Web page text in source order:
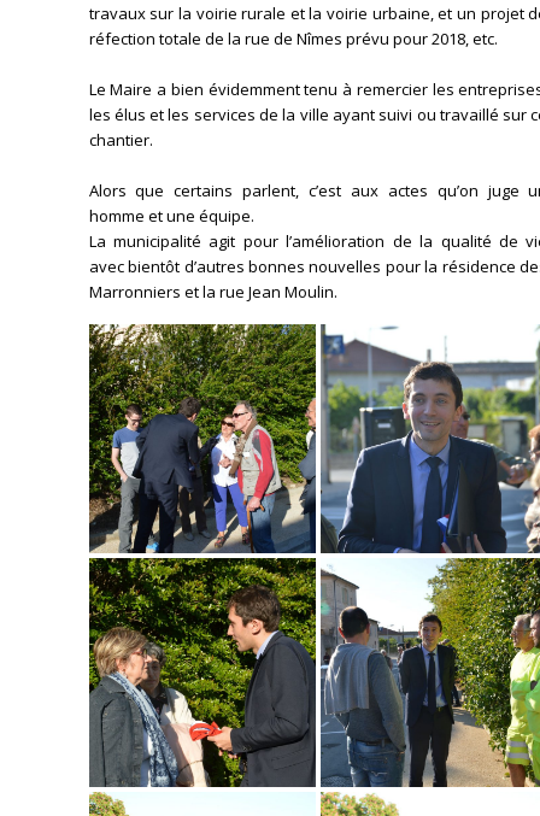
travaux sur la voirie rurale et la voirie urbaine, et un projet
réfection totale de la rue de Nîmes prévu pour 2018, etc.
Le Maire a bien évidemment tenu à remercier les
les élus et les services de la ville ayant suivi ou travaillé sur
chantier.
Alors que certains parlent, c’est aux actes qu’on juge
homme et une équipe.
La municipalité agit pour l’amélioration de la qualité de
avec bientôt d’autres bonnes nouvelles pour la résidence
Marronniers et la rue Jean Moulin.